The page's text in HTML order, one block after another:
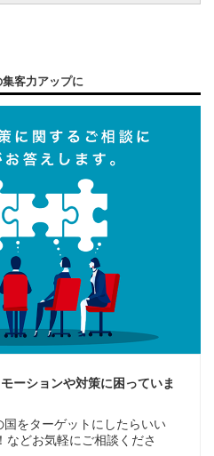
客力アップに
ーションや対策に困っていま
をターゲットにしたらいい
などお気軽にご相談くださ